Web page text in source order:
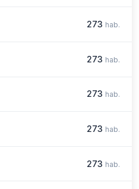
273 hab.
273 hab.
273 hab.
273 hab.
273 hab.